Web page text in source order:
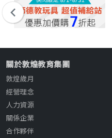
關於敦煌教育集團
敦煌歲月
經營理念
人力資源
關係企業
合作夥伴